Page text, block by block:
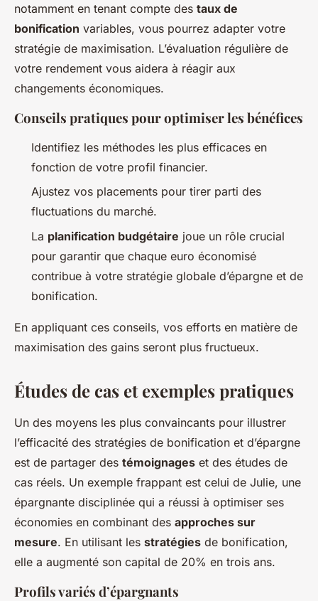
notamment en tenant compte des taux de
bonification variables, vous pourrez adapter votre
stratégie de maximisation. L’évaluation régulière de
votre rendement vous aidera à réagir aux
changements économiques.
Conseils pratiques pour optimiser les bénéfices
Identifiez les méthodes les plus efficaces en
fonction de votre profil financier.
Ajustez vos placements pour tirer parti des
fluctuations du marché.
La planification budgétaire joue un rôle crucial
pour garantir que chaque euro économisé
contribue à votre stratégie globale d’épargne et de
bonification.
En appliquant ces conseils, vos efforts en matière de
maximisation des gains seront plus fructueux.
Études de cas et exemples pratiques
Un des moyens les plus convaincants pour illustrer
l’efficacité des stratégies de bonification et d’épargne
est de partager des témoignages et des études de
cas réels. Un exemple frappant est celui de Julie, une
épargnante disciplinée qui a réussi à optimiser ses
économies en combinant des approches sur
mesure. En utilisant les stratégies de bonification,
elle a augmenté son capital de 20% en trois ans.
Profils variés d’épargnants